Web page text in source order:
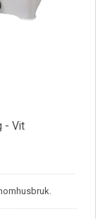
- Vit